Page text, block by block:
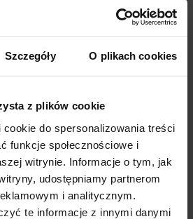
Szczegóły O plikach cookies
z plików cookie
do spersonalizowania treści
funkcje społecznościowe i
witrynie. Informacje o tym, jak
udostępniamy partnerom
i analitycznym.
te informacje z innymi danymi
z rejsu na
II
Bartłomiej Ostrowski
załogantów, którzy w...
Więcej